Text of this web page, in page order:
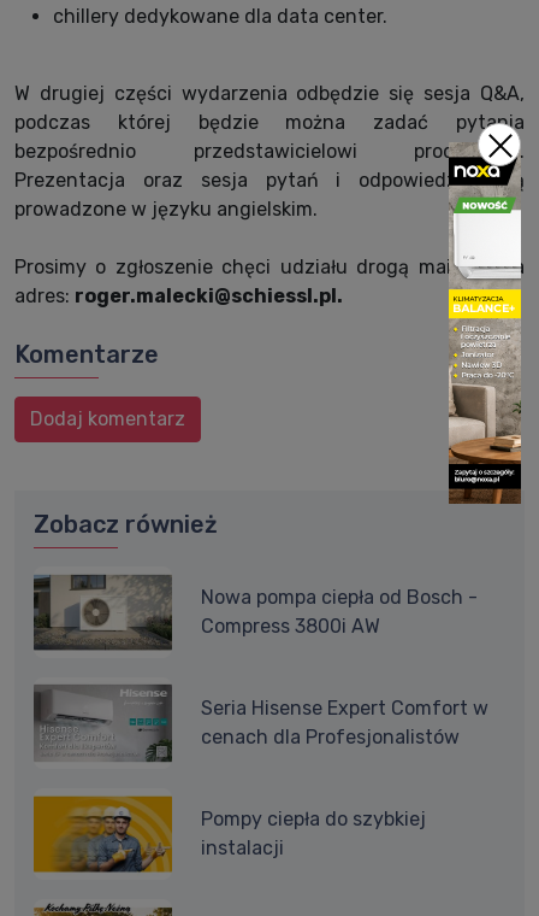
chillery dedykowane dla data center.
W drugiej części wydarzenia odbędzie się sesja Q&A,
podczas której będzie można zadać pytania
bezpośrednio przedstawicielowi producenta.
Prezentacja oraz sesja pytań i odpowiedzi będą
prowadzone w języku angielskim.
Prosimy o zgłoszenie chęci udziału drogą mailową na
adres: roger.malecki@schiessl.pl.
Komentarze
Dodaj komentarz
Zobacz również
Nowa pompa ciepła od Bosch -
Compress 3800i AW
Seria Hisense Expert Comfort w
cenach dla Profesjonalistów
Pompy ciepła do szybkiej
instalacji